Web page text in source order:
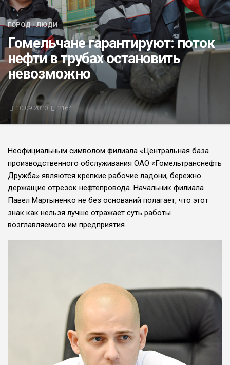
БЛИЦ-ОПРОС
АФИША
ГОРОД/ЛЮДИ
Гомельчане гарантируют: поток
нефти в трубах остановить
невозможно
10.09.2020 2164
Неофициальным символом филиала «Центральная база
производственного обслуживания ОАО «Гомельтранснефть
Дружба» являются крепкие рабочие ладони, бережно
держащие отрезок нефтепровода. Начальник филиала
Павел Мартыненко не без оснований полагает, что этот
знак как нельзя лучше отражает суть работы
возглавляемого им предприятия.